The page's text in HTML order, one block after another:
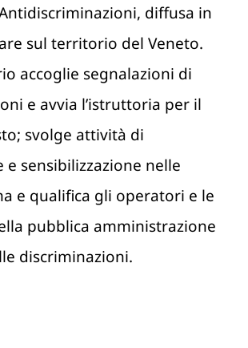
diffusa in
sul territorio del Veneto.
accoglie segnalazioni di
e avvia l’istruttoria per il
svolge attività di
e sensibilizzazione nelle
e qualifica gli operatori e le
pubblica amministrazione
discriminazioni.